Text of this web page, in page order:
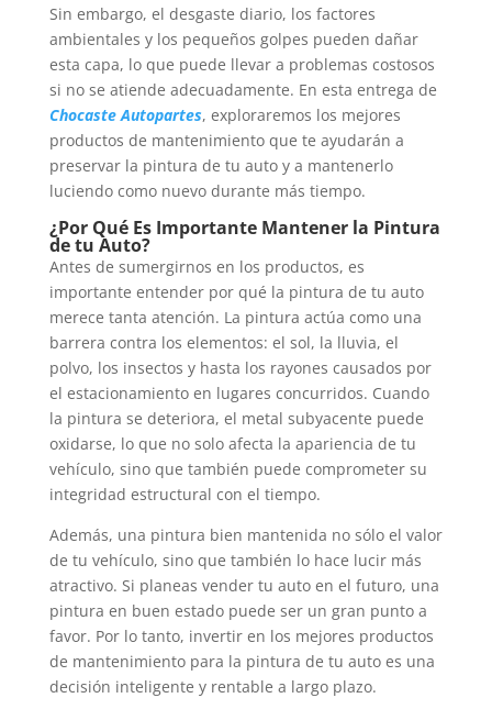
Sin embargo, el desgaste diario, los factores
ambientales y los pequeños golpes pueden dañar
esta capa, lo que puede llevar a problemas costosos
si no se atiende adecuadamente. En esta entrega de
Chocaste Autopartes, exploraremos los mejores
productos de mantenimiento que te ayudarán a
preservar la pintura de tu auto y a mantenerlo
luciendo como nuevo durante más tiempo.
¿Por Qué Es Importante Mantener la Pintura
de tu Auto?
Antes de sumergirnos en los productos, es
importante entender por qué la pintura de tu auto
merece tanta atención. La pintura actúa como una
barrera contra los elementos: el sol, la lluvia, el
polvo, los insectos y hasta los rayones causados por
el estacionamiento en lugares concurridos. Cuando
la pintura se deteriora, el metal subyacente puede
oxidarse, lo que no solo afecta la apariencia de tu
vehículo, sino que también puede comprometer su
integridad estructural con el tiempo.
Además, una pintura bien mantenida no sólo el valor
de tu vehículo, sino que también lo hace lucir más
atractivo. Si planeas vender tu auto en el futuro, una
pintura en buen estado puede ser un gran punto a
favor. Por lo tanto, invertir en los mejores productos
de mantenimiento para la pintura de tu auto es una
decisión inteligente y rentable a largo plazo.